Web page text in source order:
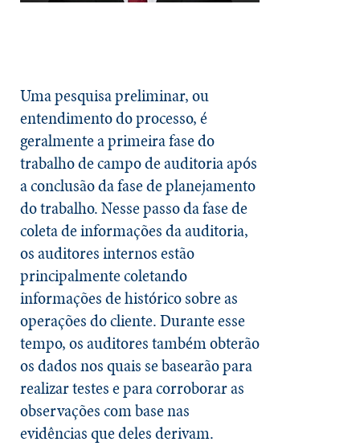
Uma pesquisa preliminar, ou
entendimento do processo, é
geralmente a primeira fase do
trabalho de campo de auditoria após
a conclusão da fase de planejamento
do trabalho. Nesse passo da fase de
coleta de informações da auditoria,
os auditores internos estão
principalmente coletando
informações de histórico sobre as
operações do cliente. Durante esse
tempo, os auditores também obterão
os dados nos quais se basearão para
realizar testes e para corroborar as
observações com base nas
evidências que deles derivam.